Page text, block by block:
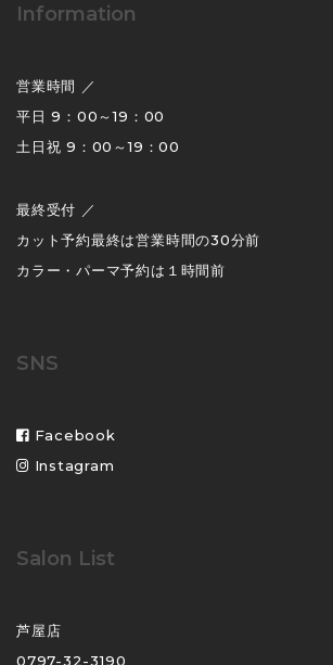
Information
営業時間 ／
平日 9：00～19：00
土日祝 9：00～19：00
最終受付 ／
カット予約最終は営業時間の30分前
カラー・パーマ予約は１時間前
SNS
Facebook
Instagram
Salon List
芦屋店
0797-32-3190